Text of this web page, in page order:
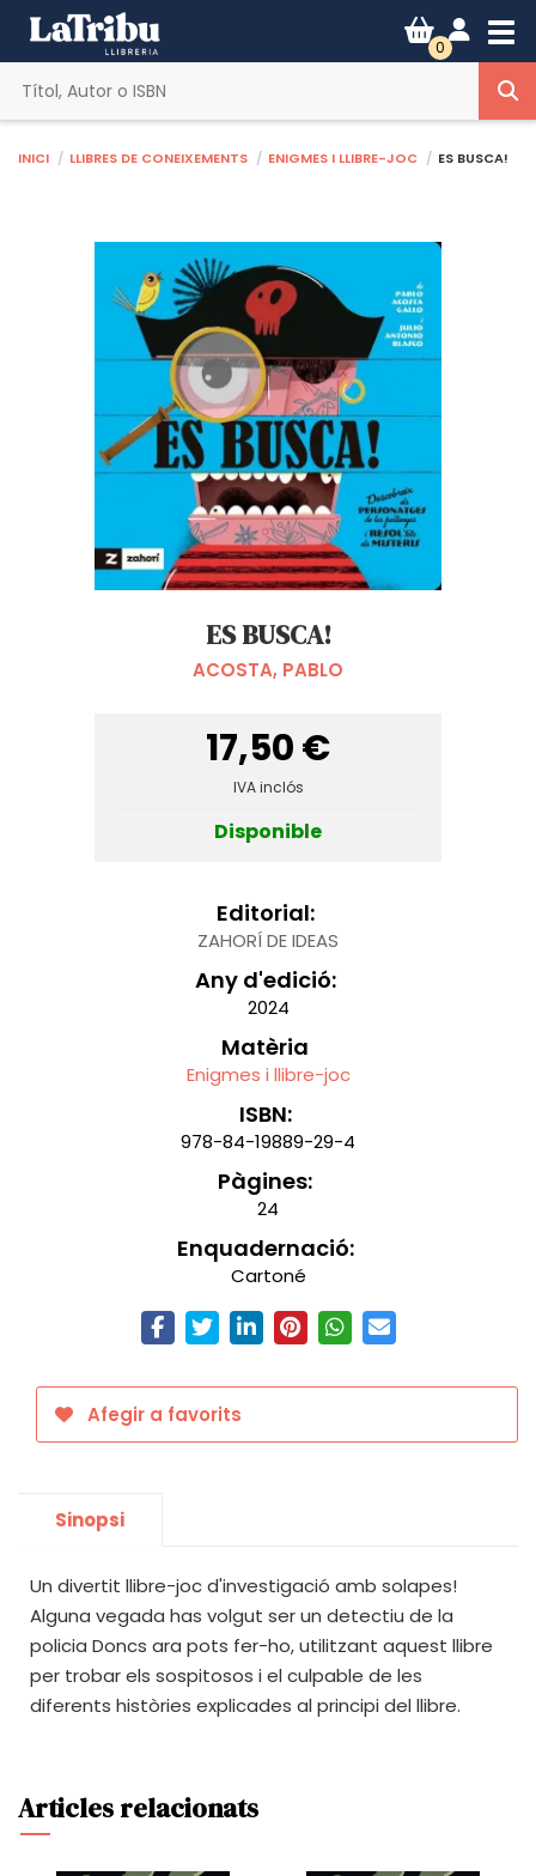
0
Inici Llibres de coneixements Enigmes i llibre-joc ES BUSCA!
ES BUSCA!
ACOSTA, PABLO
17,50 €
IVA inclós
Disponible
Editorial:
ZAHORÍ DE IDEAS
Any d'edició:
2024
Matèria
Enigmes i llibre-joc
ISBN:
978-84-19889-29-4
Pàgines:
24
Enquadernació:
Cartoné
Afegir a favorits
Sinopsi
Un divertit llibre-joc d'investigació amb solapes!
Alguna vegada has volgut ser un detectiu de la
policia Doncs ara pots fer-ho, utilitzant aquest llibre
per trobar els sospitosos i el culpable de les
diferents històries explicades al principi del llibre.
Articles relacionats